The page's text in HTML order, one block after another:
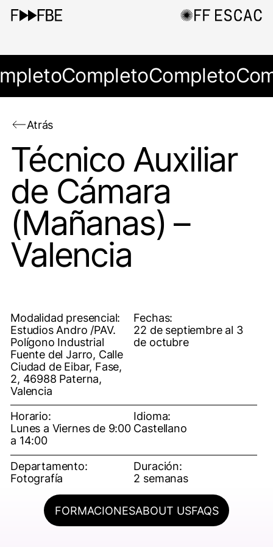
FORMACIONESABOUT USFAQS
CompletoCompleto
Atrás
Técnico Auxiliar
de Cámara
(Mañanas) –
Valencia
Modalidad presencial:
Estudios Andro /PAV.
Polígono Industrial
Fuente del Jarro, Calle
Ciudad de Eibar, Fase,
2, 46988 Paterna,
Valencia
Fechas:
22 de septiembre al 3
de octubre
Horario:
Lunes a Viernes de 9:00
a 14:00
Idioma:
Castellano
Departamento:
Fotografía
Duración:
2 semanas